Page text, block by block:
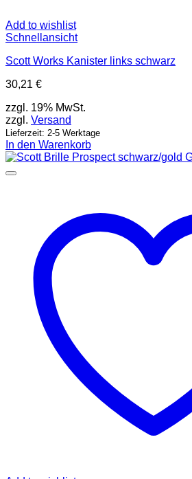
Add to wishlist
Schnellansicht
Scott Works Kanister links schwarz
30,21 €
zzgl. 19% MwSt.
zzgl. Versand
Lieferzeit: 2-5 Werktage
In den Warenkorb